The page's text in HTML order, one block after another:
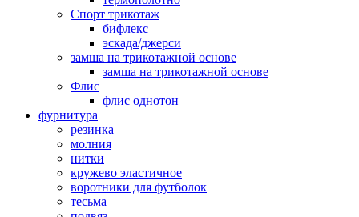
Спорт трикотаж
бифлекс
эскада/джерси
замша на трикотажной основе
замша на трикотажной основе
Флис
флис однотон
фурнитура
резинка
молния
нитки
кружево эластичное
воротники для футболок
тесьма